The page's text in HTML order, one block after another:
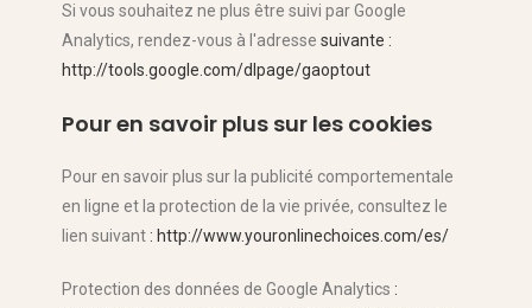
Si vous souhaitez ne plus être suivi par Google
Analytics, rendez-vous à l'adresse suivante :
http://tools.google.com/dlpage/gaoptout
Pour en savoir plus sur les cookies
Pour en savoir plus sur la publicité comportementale
en ligne et la protection de la vie privée, consultez le
lien suivant : http://www.youronlinechoices.com/es/
Protection des données de Google Analytics :